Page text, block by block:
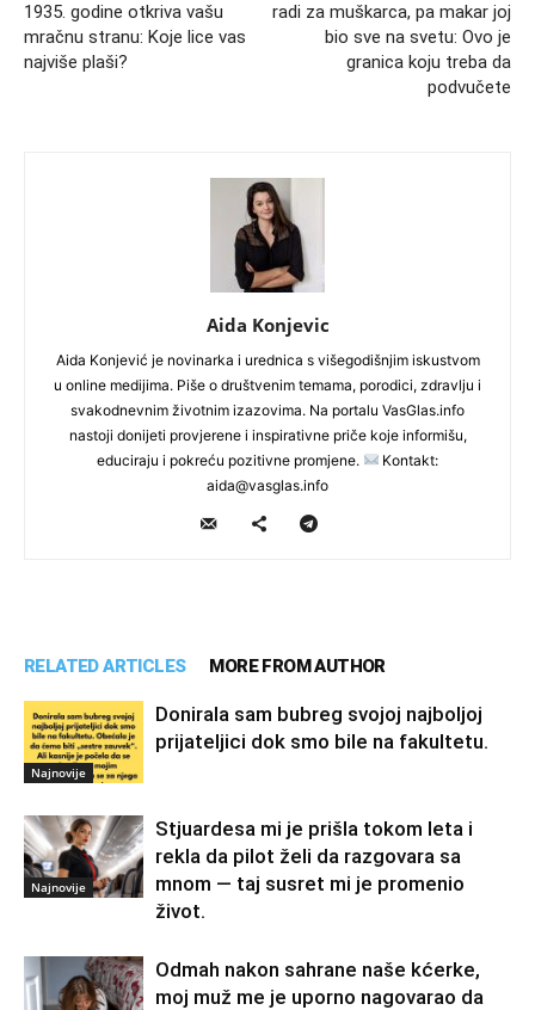
1935. godine otkriva vašu
mračnu stranu: Koje lice vas
najviše plaši?
radi za muškarca, pa makar joj
bio sve na svetu: Ovo je
granica koju treba da
podvučete
Aida Konjevic
Aida Konjević je novinarka i urednica s višegodišnjim iskustvom
u online medijima. Piše o društvenim temama, porodici, zdravlju i
svakodnevnim životnim izazovima. Na portalu VasGlas.info
nastoji donijeti provjerene i inspirativne priče koje informišu,
educiraju i pokreću pozitivne promjene.
Kontakt:
aida@vasglas.info
RELATED ARTICLES MORE FROM AUTHOR
Najnovije
Donirala sam bubreg svojoj najboljoj
prijateljici dok smo bile na fakultetu.
Najnovije
Stjuardesa mi je prišla tokom leta i
rekla da pilot želi da razgovara sa
mnom — taj susret mi je promenio
život.
Odmah nakon sahrane naše kćerke,
moj muž me je uporno nagovarao da